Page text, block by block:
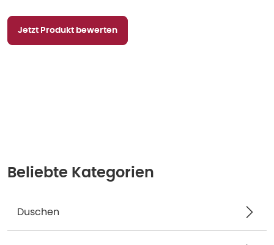
Jetzt Produkt bewerten
Beliebte Kategorien
Duschen